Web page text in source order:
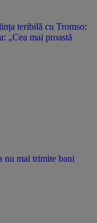
teribilă cu Tromso:
„Cea mai proastă
nu mai trimite bani